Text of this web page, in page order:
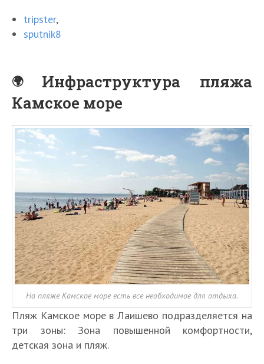
tripster,
sputnik8
Инфраструктура пляжа
Камское море
На пляже Камское море есть все необходимое для отдыха.
Пляж Камское море в Лаишево подразделяется на
три зоны: Зона повышенной комфортности,
детская зона и пляж.